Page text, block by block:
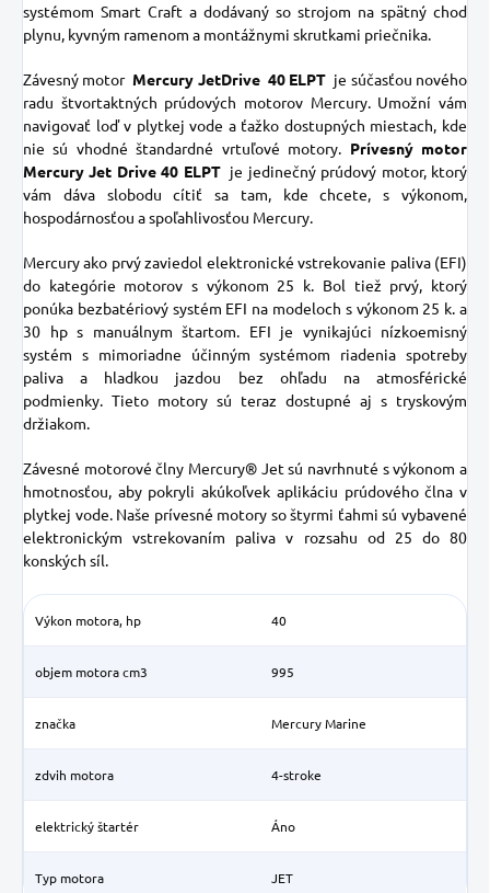
systémom Smart Craft a dodávaný so strojom na spätný chod
plynu, kyvným ramenom a montážnymi skrutkami priečnika.
Závesný motor Mercury JetDrive 40 ELPT je súčasťou nového
radu štvortaktných prúdových motorov Mercury. Umožní vám
navigovať loď v plytkej vode a ťažko dostupných miestach, kde
nie sú vhodné štandardné vrtuľové motory. Prívesný motor
Mercury Jet Drive 40 ELPT je jedinečný prúdový motor, ktorý
vám dáva slobodu cítiť sa tam, kde chcete, s výkonom,
hospodárnosťou a spoľahlivosťou Mercury.
Mercury ako prvý zaviedol elektronické vstrekovanie paliva (EFI)
do kategórie motorov s výkonom 25 k. Bol tiež prvý, ktorý
ponúka bezbatériový systém EFI na modeloch s výkonom 25 k. a
30 hp s manuálnym štartom. EFI je vynikajúci nízkoemisný
systém s mimoriadne účinným systémom riadenia spotreby
paliva a hladkou jazdou bez ohľadu na atmosférické
podmienky. Tieto motory sú teraz dostupné aj s tryskovým
držiakom.
Závesné motorové člny Mercury® Jet sú navrhnuté s výkonom a
hmotnosťou, aby pokryli akúkoľvek aplikáciu prúdového člna v
plytkej vode. Naše prívesné motory so štyrmi ťahmi sú vybavené
elektronickým vstrekovaním paliva v rozsahu od 25 do 80
konských síl.
Výkon motora, hp 40
objem motora cm3 995
značka Mercury Marine
zdvih motora 4-stroke
elektrický štartér Áno
Typ motora JET